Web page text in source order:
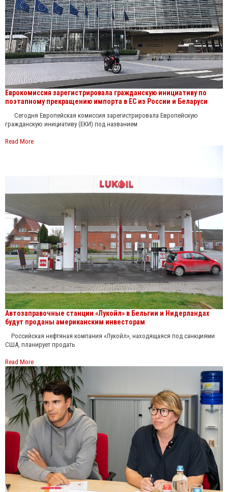
Еврокомиссия зарегистрировала гражданскую инициативу по
поэтапному прекращению импорта в ЕС из России и Беларуси
Сегодня Европейская комиссия зарегистрировала Европейскую
гражданскую инициативу (ЕКИ) под названием
Read More
Автозаправочные станции «Лукойл» в Бельгии и Нидерландах
будут проданы американским инвесторам
Российская нефтяная компания «Лукойл», находящаяся под санкциями
США, планирует продать
Read More